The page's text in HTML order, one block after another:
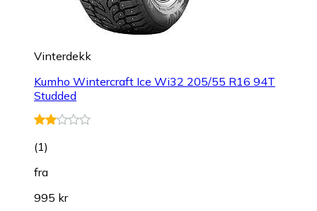
Vinterdekk
Kumho Wintercraft Ice Wi32 205/55 R16 94T
Studded
(1)
fra
995 kr